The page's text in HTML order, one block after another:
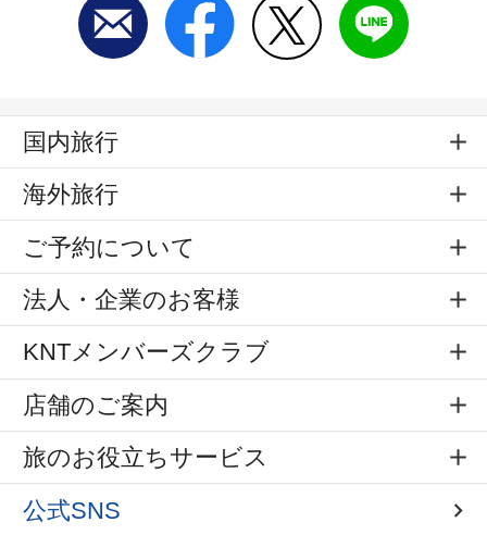
国内旅行
海外旅行
ご予約について
法人・企業のお客様
KNTメンバーズクラブ
店舗のご案内
旅のお役立ちサービス
公式SNS